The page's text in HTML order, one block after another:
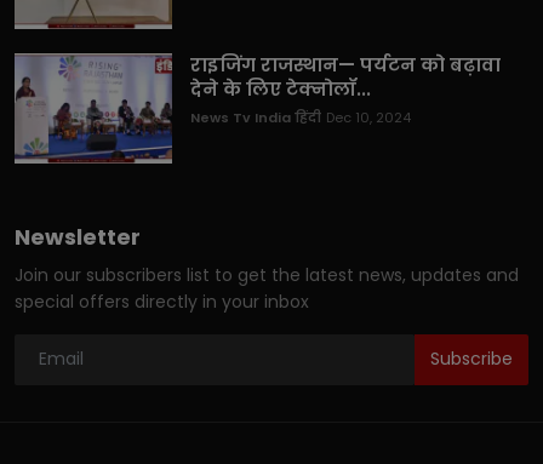
राइजिंग राजस्थान— पर्यटन को बढ़ावा
देने के लिए टेक्नोलॉ...
News Tv India हिंदी Dec 10, 2024
Newsletter
Join our subscribers list to get the latest news, updates and
special offers directly in your inbox
Subscribe